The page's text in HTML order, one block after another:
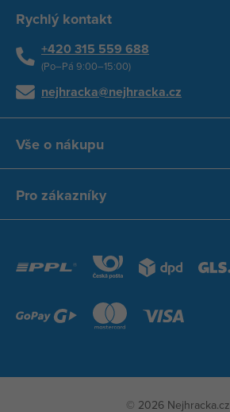
Rychlý kontakt
+420 315 559 688
(Po–Pá 9:00–15:00)
nejhracka@nejhracka.cz
Vše o nákupu
Pro zákazníky
© 2026 Nejhracka.cz